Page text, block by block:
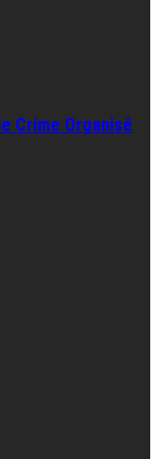
Crime Organisé